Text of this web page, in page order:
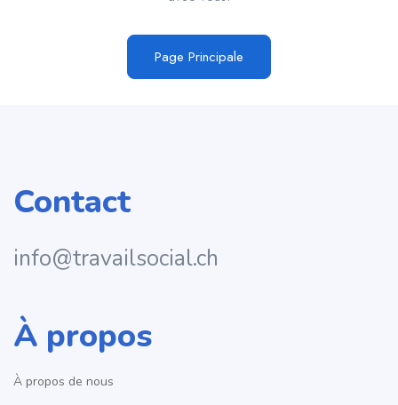
Page Principale
Contact
info@travailsocial.ch
À propos
À propos de nous